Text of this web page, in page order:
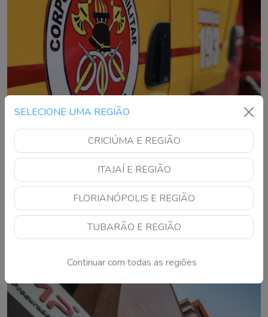
SELECIONE UMA REGIÃO
CRICIÚMA E REGIÃO
ITAJAÍ E REGIÃO
FLORIANÓPOLIS E REGIÃO
TUBARÃO E REGIÃO
Continuar com todas as regiões
Acidente entre carro e moto deixa pessoa
ferida em Criciúma
olisão aconteceu na Avenida Centenário, no Centro, e
mobilizou o SAMU e agentes de trânsito